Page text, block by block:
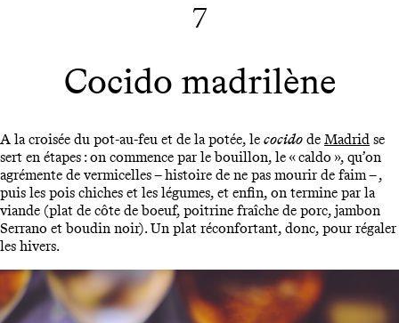
7
Cocido madrilène
A la croisée du pot-au-feu et de la potée, le cocido de Madrid se
sert en étapes : on commence par le bouillon, le « caldo », qu’on
agrémente de vermicelles – histoire de ne pas mourir de faim – ,
puis les pois chiches et les légumes, et enfin, on termine par la
viande (plat de côte de boeuf, poitrine fraîche de porc, jambon
Serrano et boudin noir). Un plat réconfortant, donc, pour régaler
les hivers.